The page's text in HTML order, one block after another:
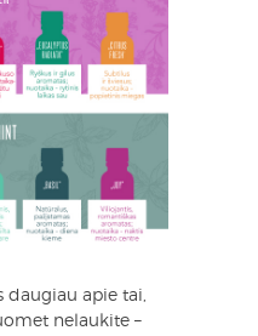
daugiau apie tai,
nelaukite –